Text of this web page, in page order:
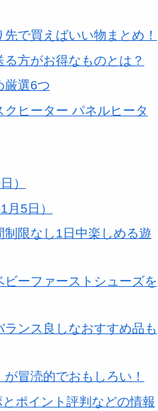
で買えばいい物まとめ！
方がお得なものとは？
厳選6つ
ヒーター パネルヒータ
）
5日）
限なし1日中楽しめる遊
ーファーストシューズを
ンス良しなおすすめ品も
冒涜的でおもしろい！
ポイント評判などの情報